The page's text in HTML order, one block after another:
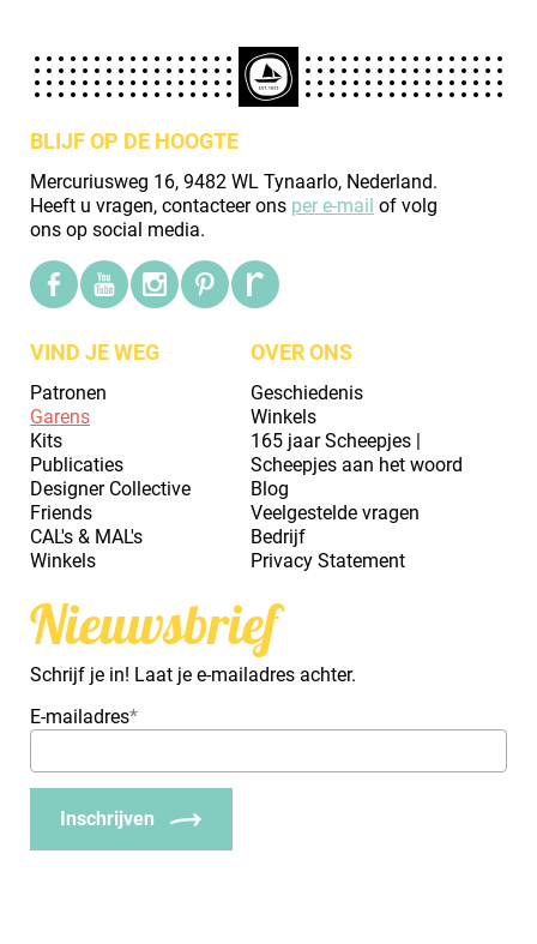
BLIJF OP DE HOOGTE
Mercuriusweg 16, 9482 WL Tynaarlo, Nederland.
Heeft u vragen, contacteer ons per e-mail of volg
ons op social media.
VIND JE WEG
Patronen
Garens
Kits
Publicaties
Designer Collective
Friends
CAL's & MAL's
Winkels
OVER ONS
Geschiedenis
Winkels
165 jaar Scheepjes |
Scheepjes aan het woord
Blog
Veelgestelde vragen
Bedrijf
Privacy Statement
Nieuwsbrief
Schrijf je in! Laat je e-mailadres achter.
E-mailadres*
Inschrijven